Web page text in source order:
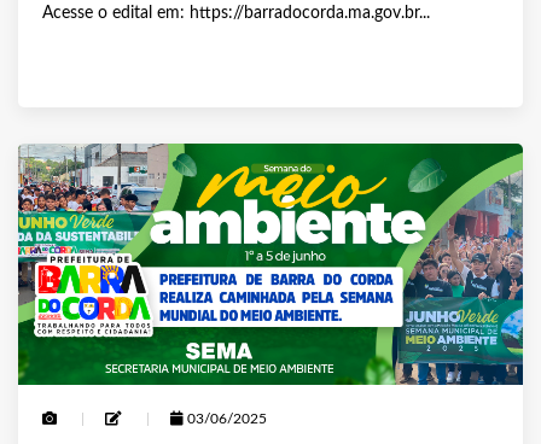
Acesse o edital em: https://barradocorda.ma.gov.br...
03/06/2025